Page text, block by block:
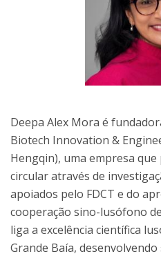
Deepa Alex Mora é
Biotech Innovation &
Hengqin), uma empresa
circular através de
apoiados pelo FDCT e do
cooperação sino-lusófono
liga a excelência científica
Grande Baía,